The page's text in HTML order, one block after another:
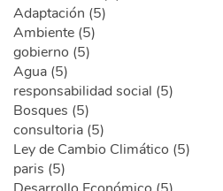
Adaptación (5)
Ambiente (5)
gobierno (5)
Agua (5)
responsabilidad social (5)
Bosques (5)
consultoria (5)
Ley de Cambio Climático (5)
paris (5)